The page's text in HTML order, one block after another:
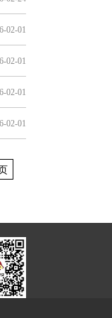
02-01
02-01
02-01
02-01